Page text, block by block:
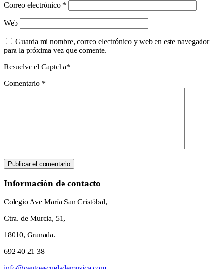
Correo electrónico *
Web
Guarda mi nombre, correo electrónico y web en este navegador
para la próxima vez que comente.
Resuelve el Captcha*
Comentario *
Información de contacto
Colegio Ave María San Cristóbal,
Ctra. de Murcia, 51,
18010, Granada.
692 40 21 38